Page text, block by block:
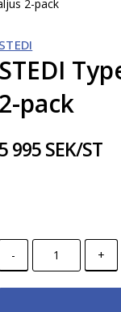
2-pack
STEDI
STEDI
2-pack
5 995 SEK/ST
- +